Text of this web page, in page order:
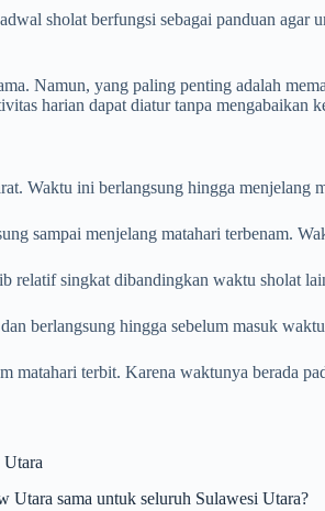
sholat berfungsi sebagai panduan
Namun, yang paling penting adalah
harian dapat diatur tanpa mengabaikan
Waktu ini berlangsung hingga menjelang
sampai menjelang matahari terbenam.
relatif singkat dibandingkan waktu sholat
berlangsung hingga sebelum masuk
matahari terbit. Karena waktunya berada
Utara sama untuk seluruh Sulawesi Utara?